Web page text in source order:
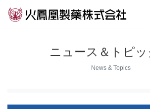
ニュース＆トピッ
News & Topics